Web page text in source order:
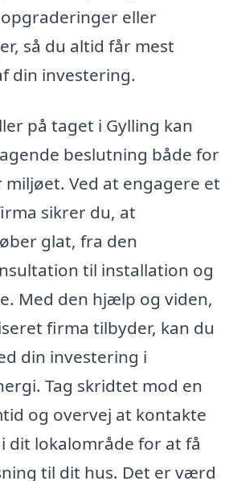
eller
så du altid får mest
din investering.
på taget i Gylling kan
beslutning både for
Ved at engagere et
sikrer du, at
glat, fra den
til installation og
Med den hjælp og viden,
firma tilbyder, kan du
din investering i
Tag skridtet mod en
og overvej at kontakte
dit lokalområde for at få
til dit hus. Det er værd